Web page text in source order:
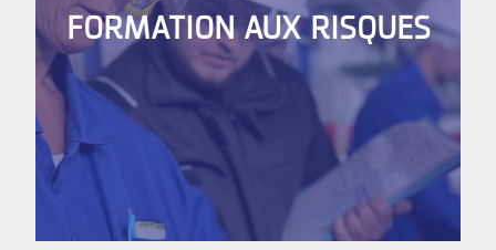
FORMATION AUX RISQUES